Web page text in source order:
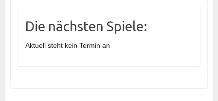
Die nächsten Spiele:
Aktuell steht kein Termin an